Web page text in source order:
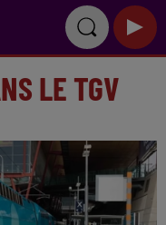
LE TGV